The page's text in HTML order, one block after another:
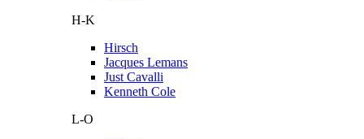
H-K
Hirsch
Jacques Lemans
Just Cavalli
Kenneth Cole
L-O